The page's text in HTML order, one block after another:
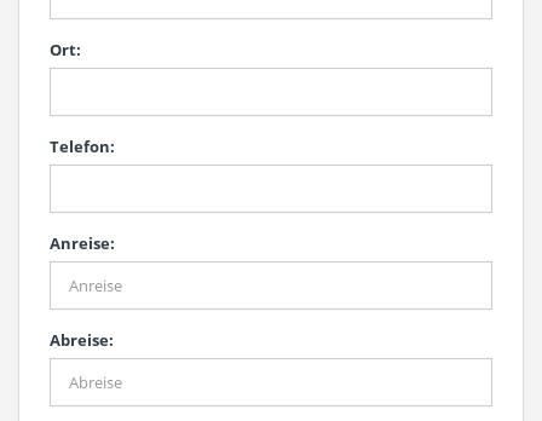
Ort:
Telefon:
Anreise:
Abreise: